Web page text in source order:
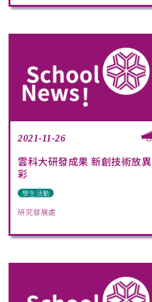
2021-11-26
雲科大研發成果 新創技術放異
彩
學生活動
研究發展處